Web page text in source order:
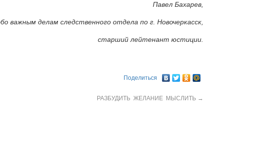
Павел Бахарев,
важным делам следственного отдела по г. Новочеркасск,
старший лейтенант юстиции.
Поделиться
РАЗБУДИТЬ ЖЕЛАНИЕ МЫСЛИТЬ →